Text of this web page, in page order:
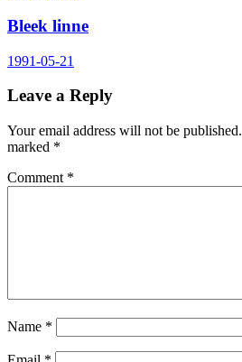
Bleek linne
1991-05-21
Leave a Reply
Your email address will not be published.
marked *
Comment *
Name *